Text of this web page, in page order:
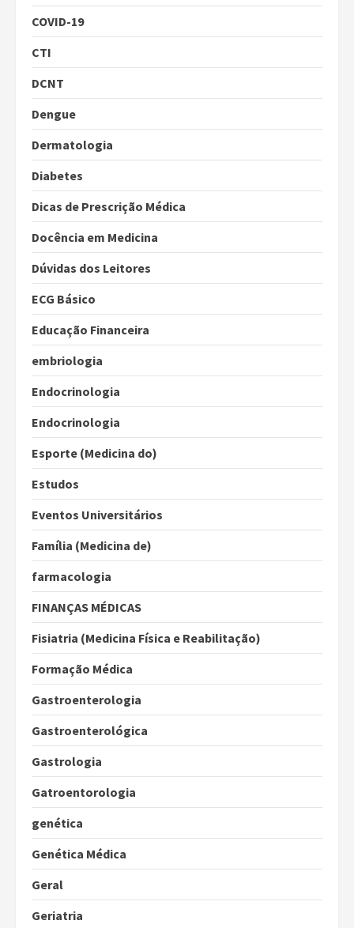
COVID-19
CTI
DCNT
Dengue
Dermatologia
Diabetes
Dicas de Prescrição Médica
Docência em Medicina
Dúvidas dos Leitores
ECG Básico
Educação Financeira
embriologia
Endocrinologia
Endocrinologia
Esporte (Medicina do)
Estudos
Eventos Universitários
Família (Medicina de)
farmacologia
FINANÇAS MÉDICAS
Fisiatria (Medicina Física e Reabilitação)
Formação Médica
Gastroenterologia
Gastroenterológica
Gastrologia
Gatroentorologia
genética
Genética Médica
Geral
Geriatria